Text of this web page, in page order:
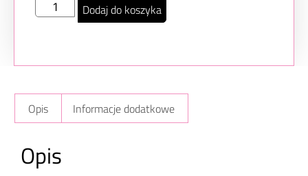
Dodaj do koszyka
Opis Informacje dodatkowe
Opis